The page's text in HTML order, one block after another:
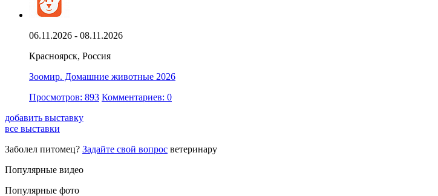
06.11.2026 - 08.11.2026
Красноярск, Россия
Зоомир. Домашние животные 2026
Просмотров: 893 Комментариев: 0
добавить выставку
все выставки
Заболел питомец? Задайте свой вопрос ветеринару
Популярные видео
Популярные фото